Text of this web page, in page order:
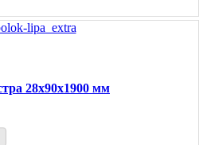
28x90x1900 мм